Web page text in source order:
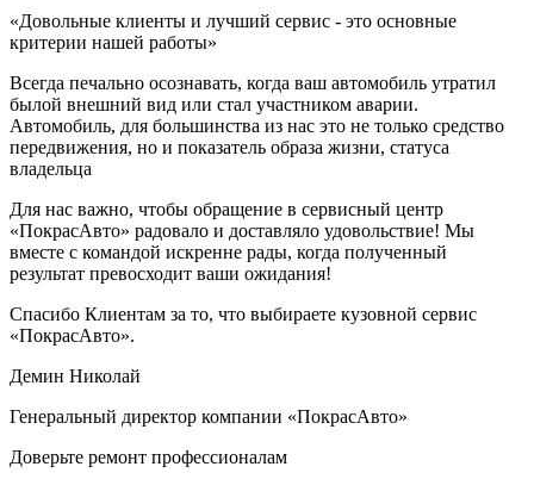
«Довольные клиенты и лучший сервис - это основные
критерии нашей работы»
Всегда печально осознавать, когда ваш автомобиль утратил
былой внешний вид или стал участником аварии.
Автомобиль, для большинства из нас это не только средство
передвижения, но и показатель образа жизни, статуса
владельца
Для нас важно, чтобы обращение в сервисный центр
«ПокрасАвто» радовало и доставляло удовольствие! Мы
вместе с командой искренне рады, когда полученный
результат превосходит ваши ожидания!
Спасибо Клиентам за то, что выбираете кузовной сервис
«ПокрасАвто».
Демин Николай
Генеральный директор компании «ПокрасАвто»
Доверьте ремонт профессионалам